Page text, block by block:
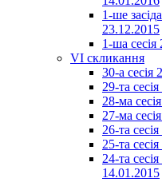
1-ше
23.12.2015
1-ша сесія
VI скликання
30-а сесія
29-та
28-ма
27-ма
26-та
25-та
24-та
14.01.2015